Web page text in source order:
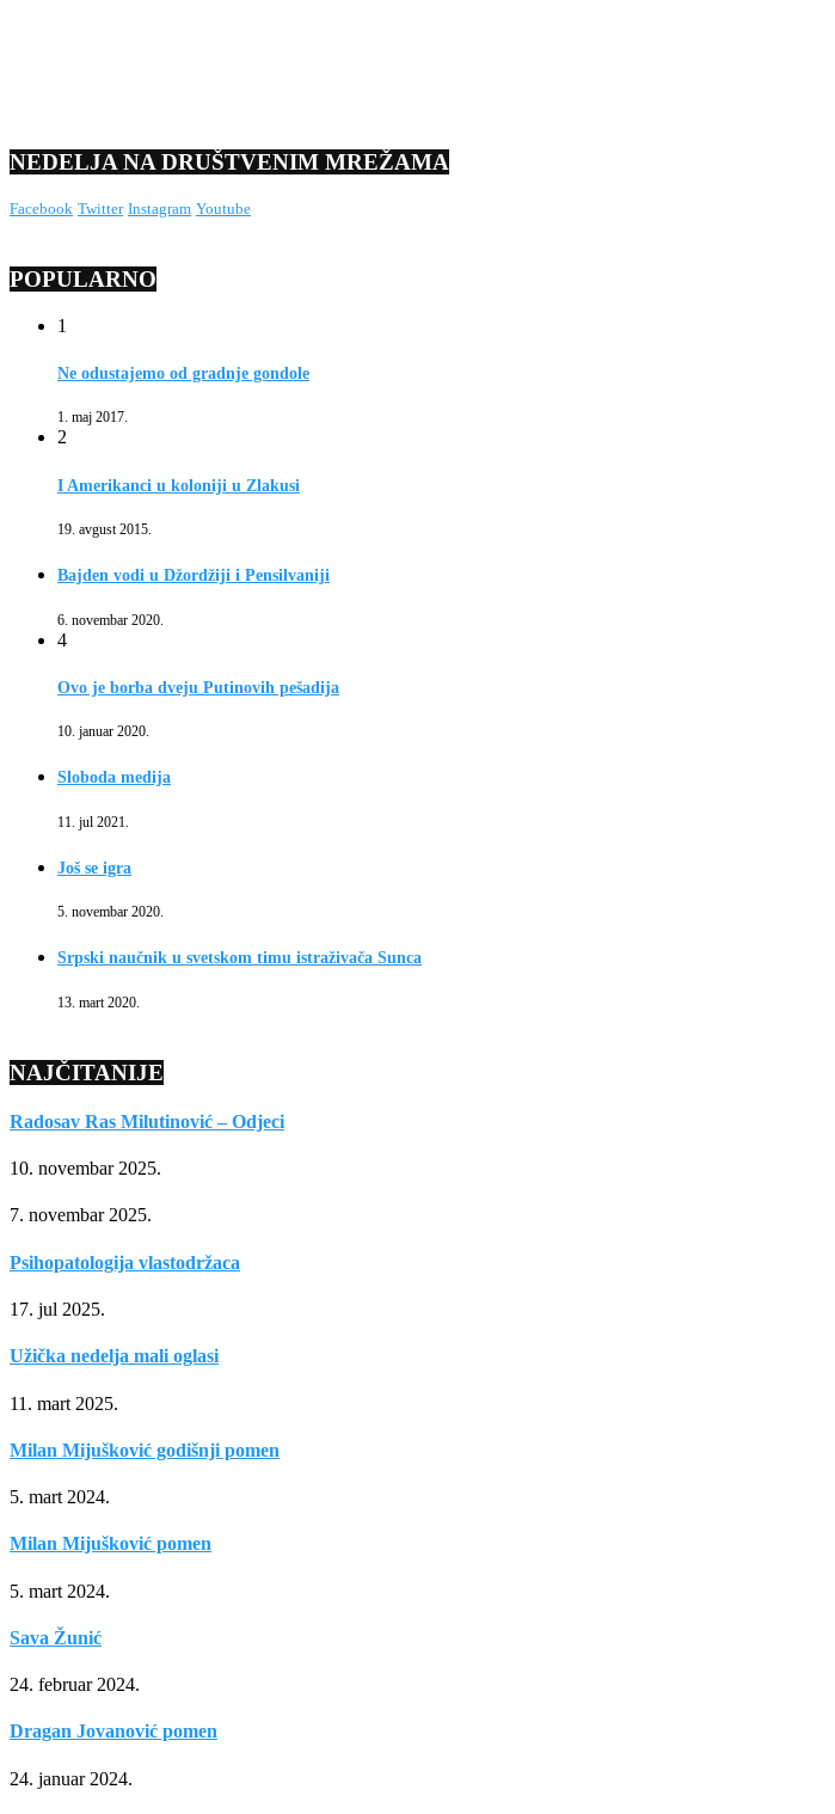
NEDELJA NA DRUŠTVENIM MREŽAMA
Facebook Twitter Instagram Youtube
POPULARNO
1
Ne odustajemo od gradnje gondole
1. maj 2017.
2
I Amerikanci u koloniji u Zlakusi
19. avgust 2015.
Bajden vodi u Džordžiji i Pensilvaniji
6. novembar 2020.
4
Ovo je borba dveju Putinovih pešadija
10. januar 2020.
Sloboda medija
11. jul 2021.
Još se igra
5. novembar 2020.
Srpski naučnik u svetskom timu istraživača Sunca
13. mart 2020.
NAJČITANIJE
Radosav Ras Milutinović – Odjeci
10. novembar 2025.
7. novembar 2025.
Psihopatologija vlastodržaca
17. jul 2025.
Užička nedelja mali oglasi
11. mart 2025.
Milan Mijušković godišnji pomen
5. mart 2024.
Milan Mijušković pomen
5. mart 2024.
Sava Žunić
24. februar 2024.
Dragan Jovanović pomen
24. januar 2024.